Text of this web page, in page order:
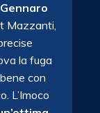
Mazzanti,
la fuga
con
L’Imoco